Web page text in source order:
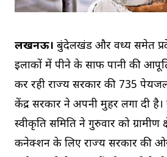
लखनऊ। बुंदेलखंड और विंध्‍य समेत
इलाकों में पीने के साफ पानी की
कर रही राज्‍य सरकार की 735
केंद्र सरकार ने अपनी मुहर लगा दी है।
स्वीकृति समिति ने गुरुवार को ग्रामीण
कनेक्शन के लिए राज्‍य सरकार की